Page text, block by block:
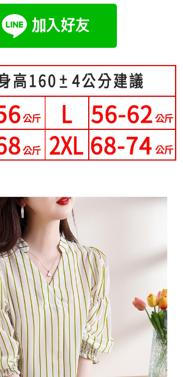
選擇欲分期的期數、繳款截止日，確認付款後即完
數及費用金額請依後續交易確認頁面所載為準。
未前往確認交易或遇審核未通過，訂單將自動取
通過狀況，表示未達大哥付你分期系統評分，恕無
單，「大哥付你分期」於每月結算日後寄送繳費提
後，可選擇「超商條碼／台灣大直營門市／銀行轉
」等通路繳費。
大股份有限公司」（以下簡稱本公司）所提供，讓
服務購買商品或服務，並由商店將買賣／分期付款
期帳單所需資料之確認、核對及更正。
詳閱以下連結：https://oppay.tw/userRule
到商品之後才付款」的支付方式。 讓您購物簡單
、不需綁卡、不需儲值。
服務後，再付款。
帳流程】
先享後付」後，將跳轉至「AFTEE先享後付」
並確認金額後，即可完成結帳。
將收到繳費通知簡訊。
14天內，點擊此簡訊中的連結，可透過四大超商／
方式進行付款，方視為交易完成。
當下不需立刻繳費，但若您需要取消訂單，請聯絡
取消欲退款等相關疑問，請聯繫「AFTEE先享後付
support/home
有限公司提供之「AFTEE先享後付」服務完成之交
圍內提供個人資料，並將交易相關給付款項請求債
限公司。
宜，請瀏覽以下網址：
徵得法定代理人或監護人之同意方可使用
未經同意申辦者引起之損失，本公司不負相關責
付」時，將依據個別帳號之用戶狀況，依本公司即
度；若仍有額度不足之情形，本公司將視審查結果
號或使用他人資訊註冊。若發現惡意使用之情形，
有權停止該用戶之使用額度並採取法律行動。
信所提供之點數服務，可於會員專區綁定中華電信
含以上)免運費
含以上)免運費
含以上)免運費
含以上)免運費
含以上)免運費
含以上)免運費
含以上)免運費